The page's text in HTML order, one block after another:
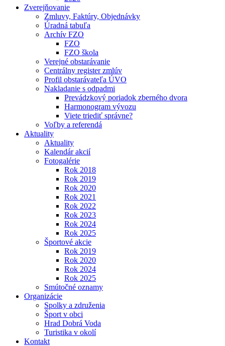
Zverejňovanie
Zmluvy, Faktúry, Objednávky
Úradná tabuľa
Archív FZO
FZO
FZO škola
Verejné obstarávanie
Centrálny register zmlúv
Profil obstarávateľa ÚVO
Nakladanie s odpadmi
Prevádzkový poriadok zberného dvora
Harmonogram vývozu
Viete triediť správne?
Voľby a referendá
Aktuality
Aktuality
Kalendár akcií
Fotogalérie
Rok 2018
Rok 2019
Rok 2020
Rok 2021
Rok 2022
Rok 2023
Rok 2024
Rok 2025
Športové akcie
Rok 2019
Rok 2020
Rok 2024
Rok 2025
Smútočné oznamy
Organizácie
Spolky a združenia
Šport v obci
Hrad Dobrá Voda
Turistika v okolí
Kontakt